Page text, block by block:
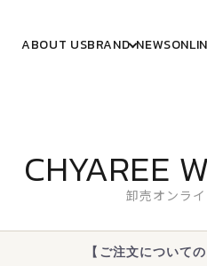
ABOUT USBRAND NEWS
CHYAREE
卸売オンラ
【ご注文について